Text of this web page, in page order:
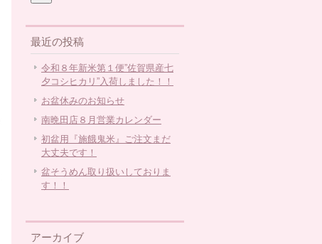
最近の投稿
令和８年新米第１便”佐賀県産七
夕コシヒカリ”入荷しました！！
お盆休みのお知らせ
南晩田店８月営業カレンダー
初盆用『施餓鬼米』ご注文まだ
大丈夫です！
盆そうめん取り扱いしておりま
す！！
アーカイブ